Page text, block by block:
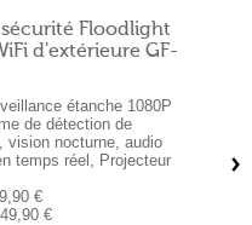
Floodlight
d'extérieure GF-
étanche 1080P
de détection de
vision nocturne, audio
temps réel, Projecteur
€
€